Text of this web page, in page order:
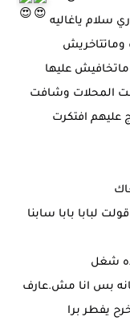
سلام ياغاليه
عليها
المحلات وشافت
عليهم افتكرت
لبابا بابا سابنا
شغل
بس انا مش.عارف
يفطر برا